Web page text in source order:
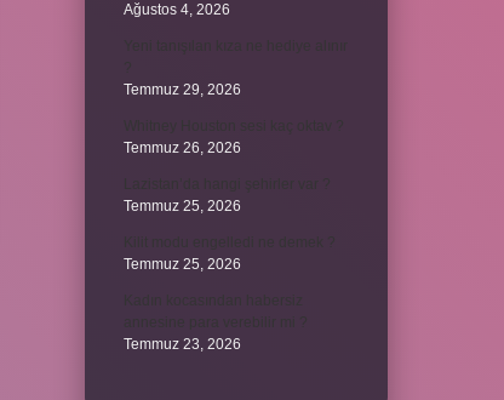
Ağustos 4, 2026
Temmuz 29, 2026
Temmuz 26, 2026
Temmuz 25, 2026
Temmuz 25, 2026
Temmuz 23, 2026